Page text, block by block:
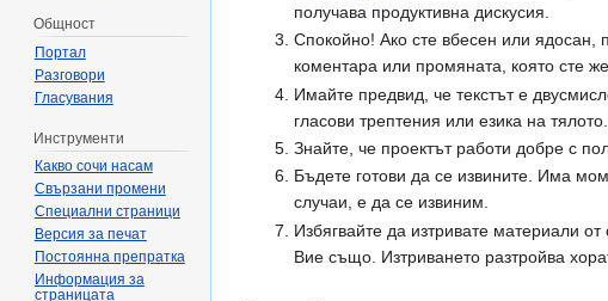
получава продуктивна дискусия.
Спокойно! Ако сте вбесен или ядосан,
коментара или промяната, която сте
Имайте предвид, че текстът е
гласови трептения или езика на
Знайте, че проектът работи добре с
Бъдете готови да се извините. Има
случаи, е да се извиним.
Избягвайте да изтривате материали
Вие също. Изтриването разтройва
Общност
Портал
Разговори
Гласувания
Инструменти
Какво сочи насам
Свързани промени
Специални страници
Версия за печат
Постоянна препратка
Информация за
страницата